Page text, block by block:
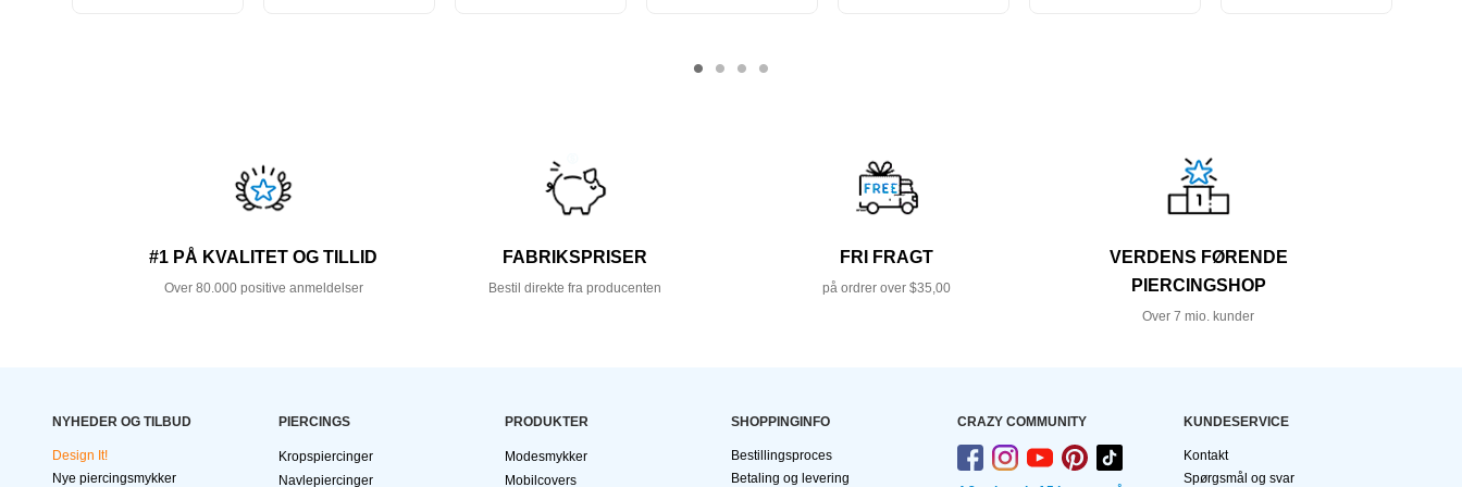
#1 PÅ KVALITET OG TILLID
Over 80.000 positive anmeldelser
FABRIKSPRISER
Bestil direkte fra producenten
FRI FRAGT
på ordrer over $35,00
VERDENS FØRENDE
PIERCINGSHOP
Over 7 mio. kunder
NYHEDER OG TILBUD
Design It!
Nye piercingsmykker
PIERCINGS
Kropspiercinger
Navlepiercinger
PRODUKTER
Modesmykker
Mobilcovers
SHOPPINGINFO
Bestillingsproces
Betaling og levering
CRAZY COMMUNITY KUNDESERVICE
Kontakt
Spørgsmål og svar